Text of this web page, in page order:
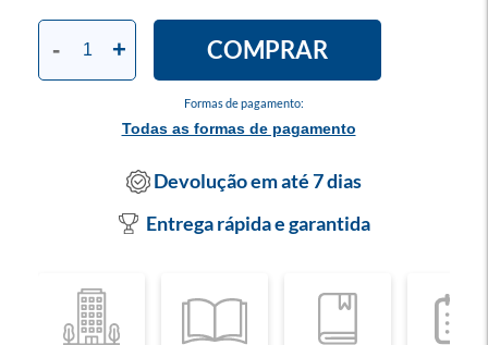
Formas de pagamento:
Todas as formas de pagamento
- + COMPRAR
Devolução em até 7 dias
Entrega rápida e garantida